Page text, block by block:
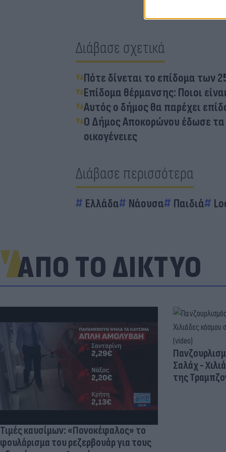
Διάβασε σχετικά
Πότε δίνεται το επίδομα των
Επίδομα θέρμανσης: Ποιοι
Αυτός ο δήμος θα παρέχει
Ο Δήμος Αποκορώνου έδωσε τα
οικογένειες
Διάβασε περισσότερα
Ελλάδα Νάουσα Παιδιά
ΑΠΟ ΤΟ ΔΙΚΤΥΟ
Τιμές καυσίμων: «Πονοκέφαλος» το
φουλάρισμα του ρεζερβουάρ για τους
Σαλάχ -
της